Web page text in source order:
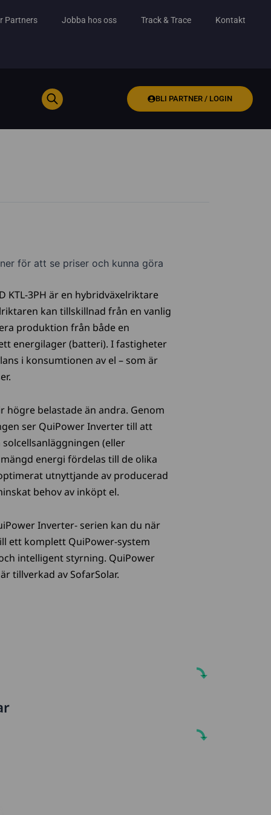
Partners Jobba hos oss Track & Trace Kontakt
BLI PARTNER / LOGIN
för att se priser och kunna göra
KTL-3PH är en hybridväxelriktare
kan tillskillnad från en vanlig
produktion från både en
energilager (batteri). I fastigheter
i konsumtionen av el – som är
högre belastade än andra. Genom
ser QuiPower Inverter till att
(eller
energi fördelas till de olika
utnyttjande av producerad
behov av inköpt el.
Inverter- serien kan du när
ett komplett QuiPower-system
intelligent styrning. QuiPower
tillverkad av SofarSolar.